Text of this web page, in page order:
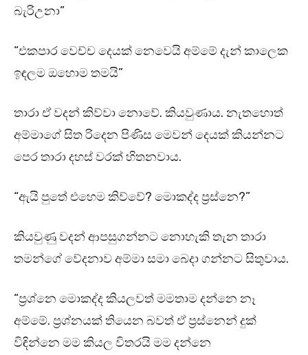
බැරිඋනා”
“එකපාර වෙච්ච දෙයක් නෙවෙයි අම්මේ දැන් කාලෙක
ඉඳලම ඔහොම තමයි”
තාරා ඒ වදන් කිව්වා නොවේ. කියවුණාය. නැතහොත්
අම්මාගේ සිත රිදෙන පිණිස මෙවන් දෙයක් කියන්නට
පෙර තාරා දහස් වරක් හිතනවාය.
“ඇයි පුතේ එහෙම කිව්වේ? මොකද්ද ප්‍රස්නෙ?”
කියවුණු වදන් ආපසුගන්නට නොහැකි තැන තාරා
තමන්ගේ වේදනාව අම්මා සමා බෙදා ගන්නට සිතුවාය.
“ප්‍රශ්නෙ මොකද්ද කියලවත් මමතාම දන්නෙ නෑ
අම්මේ. ප්‍රශ්නයක් තියෙන බවත් ඒ ප්‍රස්නෙන් දුක්
විඳින්නෙ මම කියල විතරයි මම දන්නෙ